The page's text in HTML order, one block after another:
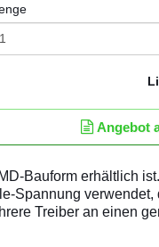
Angebot
Bauform erhältlich
Spannung verwendet,
Treiber an einen